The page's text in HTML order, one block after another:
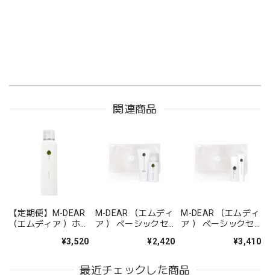
関連商品
【定期便】M-DEAR
（エムディア ）ホイ
¥3,520
M-DEAR （エムディ
ア ） ベーシックセ
¥2,420
M-DEAR （エムディ
ア ） ベーシックセ
¥3,410
最近チェックした商品